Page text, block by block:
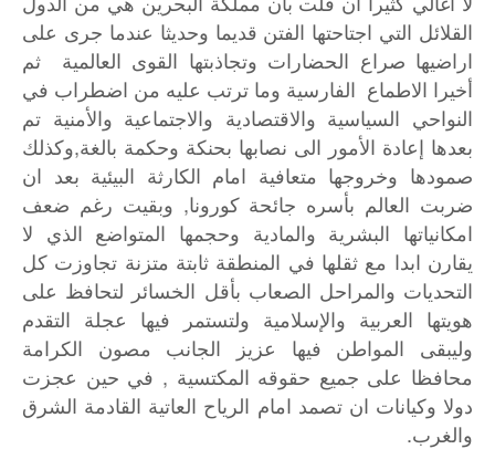
القلائل التي اجتاحتها الفتن قديما وحديثا عندما جرى على
اراضيها صراع الحضارات وتجاذبتها القوى العالمية ثم
أخيرا الاطماع الفارسية وما ترتب عليه من اضطراب في
النواحي السياسية والاقتصادية والاجتماعية والأمنية تم
بعدها إعادة الأمور الى نصابها بحنكة وحكمة بالغة,وكذلك
صمودها وخروجها متعافية امام الكارثة البيئية بعد ان
ضربت العالم بأسره جائحة كورونا, وبقيت رغم ضعف
امكانياتها البشرية والمادية وحجمها المتواضع الذي لا
يقارن ابدا مع ثقلها في المنطقة ثابتة متزنة تجاوزت كل
التحديات والمراحل الصعاب بأقل الخسائر لتحافظ على
هويتها العربية والإسلامية ولتستمر فيها عجلة التقدم
وليبقى المواطن فيها عزيز الجانب مصون الكرامة
محافظا على جميع حقوقه المكتسية , في حين عجزت
دولا وكيانات ان تصمد امام الرياح العاتية القادمة الشرق
والغرب.